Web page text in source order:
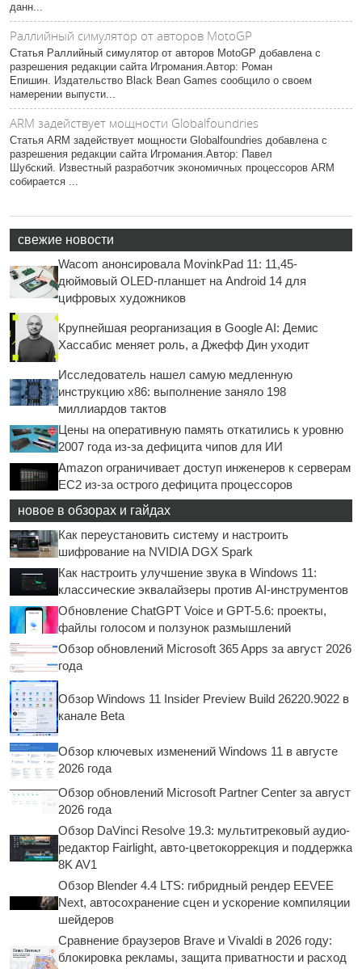
данн...
Раллийный симулятор от авторов MotoGP
Статья Раллийный симулятор от авторов MotoGP добавлена с
разрешения редакции сайта Игромания.Автор: Роман
Епишин. Издательство Black Bean Games сообщило о своем
намерении выпусти...
ARM задействует мощности Globalfoundries
Статья ARM задействует мощности Globalfoundries добавлена с
разрешения редакции сайта Игромания.Автор: Павел
Шубский. Известный разработчик экономичных процессоров ARM
собирается ...
свежие новости
Wacom анонсировала MovinkPad 11: 11,45-
дюймовый OLED-планшет на Android 14 для
цифровых художников
Крупнейшая реорганизация в Google AI: Демис
Хассабис меняет роль, а Джефф Дин уходит
Исследователь нашел самую медленную
инструкцию x86: выполнение заняло 198
миллиардов тактов
Цены на оперативную память откатились к уровню
2007 года из-за дефицита чипов для ИИ
Amazon ограничивает доступ инженеров к серверам
EC2 из-за острого дефицита процессоров
новое в обзорах и гайдах
Как переустановить систему и настроить
шифрование на NVIDIA DGX Spark
Как настроить улучшение звука в Windows 11:
классические эквалайзеры против AI-инструментов
Обновление ChatGPT Voice и GPT-5.6: проекты,
файлы голосом и ползунок размышлений
Обзор обновлений Microsoft 365 Apps за август 2026
года
Обзор Windows 11 Insider Preview Build 26220.9022 в
канале Beta
Обзор ключевых изменений Windows 11 в августе
2026 года
Обзор обновлений Microsoft Partner Center за август
2026 года
Обзор DaVinci Resolve 19.3: мультитрековый аудио-
редактор Fairlight, авто-цветокоррекция и поддержка
8K AV1
Обзор Blender 4.4 LTS: гибридный рендер EEVEE
Next, автосохранение сцен и ускорение компиляции
шейдеров
Сравнение браузеров Brave и Vivaldi в 2026 году:
блокировка рекламы, защита приватности и расход